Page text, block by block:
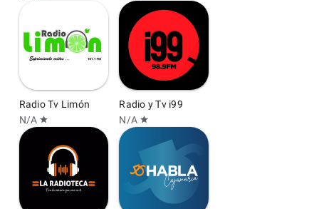
Radio Tv Limón
N/A star
Radio y Tv i99
N/A star